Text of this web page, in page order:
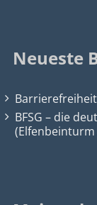
Neueste
BFSG – die